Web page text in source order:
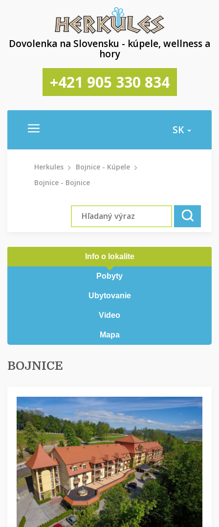
Dovolenka na Slovensku - kúpele, wellness a
hory
+421 905 330 834
SK
Herkules
Bojnice - Kúpele
Bojnice - Bojnice
Info o lokalite
Pobyty
Ubytovanie
Video
Mapa
BOJNICE